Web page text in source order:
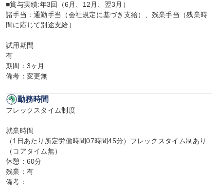
■賞与実績:年3回（6月、12月、翌3月）
諸手当：通勤手当（会社規定に基づき支給）、残業手当（残業時
間に応じて別途支給）
試用期間
有
期間：3ヶ月
備考：変更無
勤務時間
フレックスタイム制度
就業時間
（1日あたり所定労働時間07時間45分）フレックスタイム制あり
（コアタイム無）
休憩：60分
残業：有
備考：